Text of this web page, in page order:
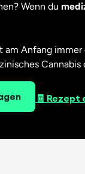
Wenn du
am Anfang immer
🧾 Rezept